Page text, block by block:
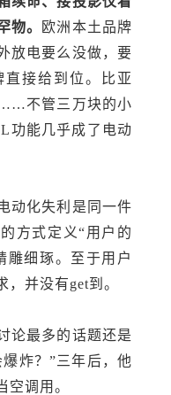
物。
欧洲本土品牌
放电要么没做，要
直接给到位。比亚
不管三万块的小
功能几乎成了电动
动化失利是同一件
方式定义“用户的
雕细琢。至于用户
，并没有get到。
论最多的话题还是
炸？”三年后，他
空调用 。